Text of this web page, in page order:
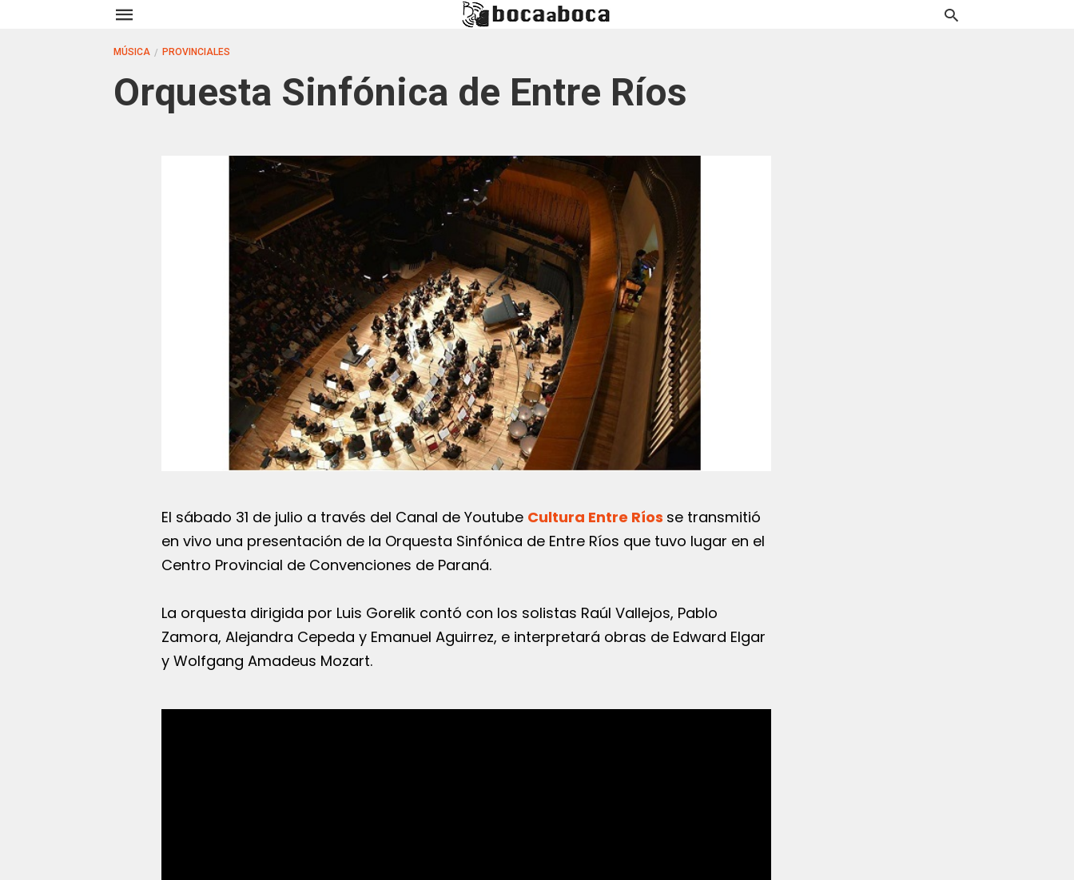
MÚSICA PROVINCIALES
Orquesta Sinfónica de Entre Ríos
El sábado 31 de julio a través del Canal de Youtube Cultura Entre Ríos se transmitió
en vivo una presentación de la Orquesta Sinfónica de Entre Ríos que tuvo lugar en el
Centro Provincial de Convenciones de Paraná.
La orquesta dirigida por Luis Gorelik contó con los solistas Raúl Vallejos, Pablo
Zamora, Alejandra Cepeda y Emanuel Aguirrez, e interpretará obras de Edward Elgar
y Wolfgang Amadeus Mozart.